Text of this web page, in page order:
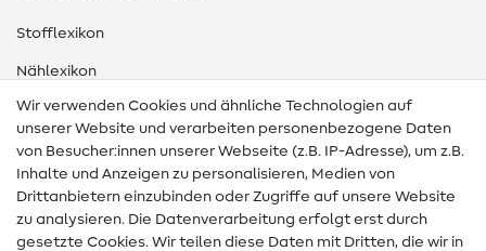
Stofflexikon
Nählexikon
Nähanleitungen
Hilfe & Kontakt
Kontakt
Infos zum Betreiberwechsel
Wir verwenden Cookies und ähnliche Technologien auf
unserer Website und verarbeiten personenbezogene Daten
von Besucher:innen unserer Webseite (z.B. IP-Adresse), um z.B.
Inhalte und Anzeigen zu personalisieren, Medien von
Drittanbietern einzubinden oder Zugriffe auf unsere Website
zu analysieren. Die Datenverarbeitung erfolgt erst durch
gesetzte Cookies. Wir teilen diese Daten mit Dritten, die wir in